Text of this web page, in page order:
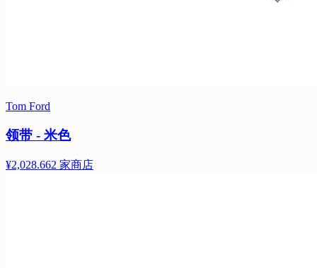
Tom Ford
领带 - 米色
¥2,028.662 家商店